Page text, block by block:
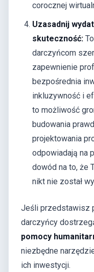
corocznej
Uzasadnij
skuteczność:
darczyńcom
zapewnienie
bezpośrednia
inkluzywność i
to możliwość
budowania
projektowania
odpowiadają na
dowód na to, że
nikt nie został
Jeśli przedstawisz
darczyńcy
pomocy
niezbędne
ich inwestycji.